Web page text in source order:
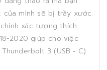
mình sẽ bị trầy xước.
xác tương thích
2020 giúp cho việc
3 (USB ‑ C)